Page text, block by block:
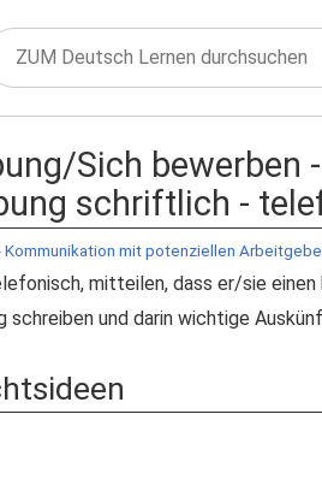
Sich
schriftlich -
Kommunikation mit potenziellen
mitteilen, dass er/sie
schreiben und darin wichtige